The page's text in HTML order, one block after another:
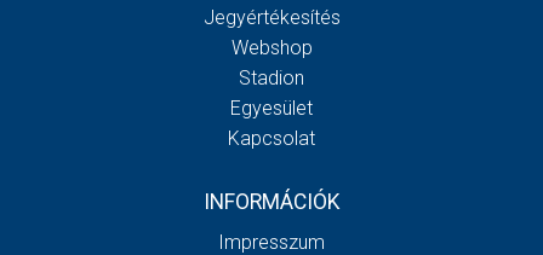
Jegyértékesítés
Webshop
Stadion
Egyesület
Kapcsolat
INFORMÁCIÓK
Impresszum